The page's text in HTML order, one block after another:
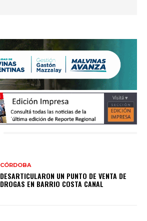
CÓRDOBA
DESARTICULARON UN PUNTO DE VENTA DE
DROGAS EN BARRIO COSTA CANAL